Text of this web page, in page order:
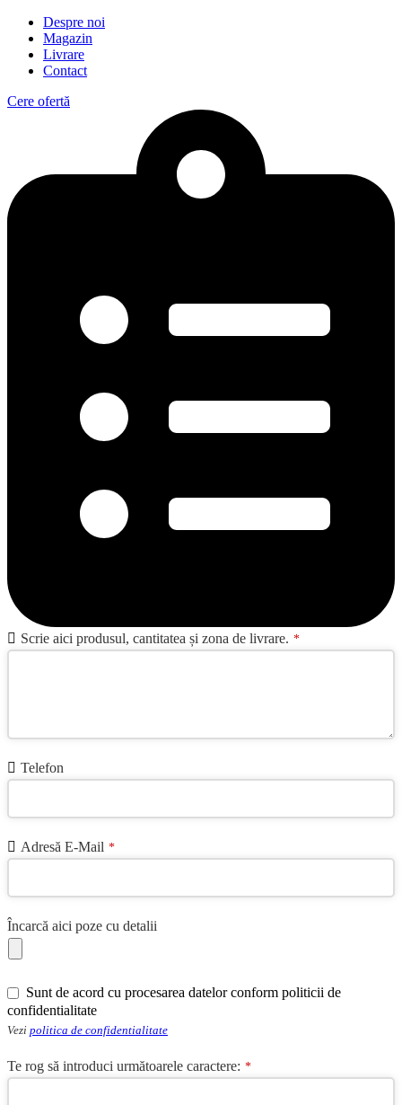
Despre noi
Magazin
Livrare
Contact
Cere ofertă
Business
Email *
Scrie aici produsul, cantitatea și zona de livrare. *
Telefon
Adresă E-Mail *
Încarcă aici poze cu detalii
Sunt de acord cu procesarea datelor conform politicii de
confidentialitate
Vezi politica de confidentialitate
Te rog să introduci următoarele caractere: *